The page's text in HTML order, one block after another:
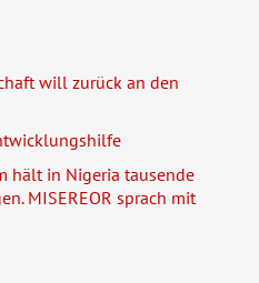
will zurück an den
hält in Nigeria tausende
MISEREOR sprach mit